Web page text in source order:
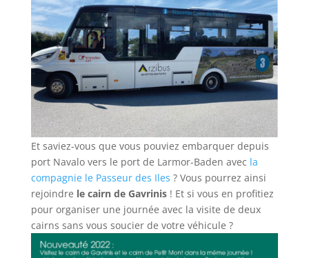
Et saviez-vous que vous pouviez embarquer depuis
port Navalo vers le port de Larmor-Baden avec la
compagnie le Passeur des Iles ? Vous pourrez ainsi
rejoindre le cairn de Gavrinis! Et si vous en profitiez
pour organiser une journée avec la visite de deux
cairns sans vous soucier de votre véhicule ?